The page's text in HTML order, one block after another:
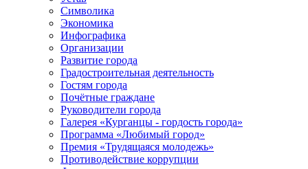
Символика
Экономика
Инфографика
Организации
Развитие города
Градостроительная деятельность
Гостям города
Почётные граждане
Руководители города
Галерея «Курганцы - гордость города»
Программа «Любимый город»
Премия «Трудящаяся молодежь»
Противодействие коррупции